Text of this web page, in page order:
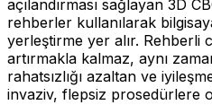
açılandırması sağlayan 3D
rehberler kullanılarak
yerleştirme yer alır. Rehberli
artırmakla kalmaz, aynı
rahatsızlığı azaltan ve
invaziv, flepsiz prosedürlere